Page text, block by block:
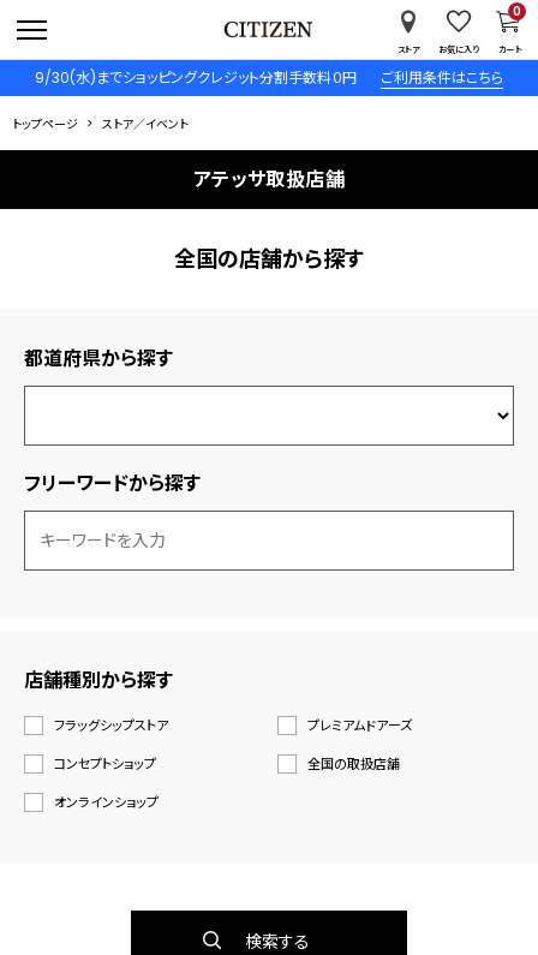
9/30(水)までショッピングクレジット分割手数料０円 ご利用条件はこちら
ストア お気に入り カート
0
トップページ ストア／イベント
アテッサ取扱店舗
全国の店舗から探す
都道府県から探す
フリーワードから探す
店舗種別から探す
フラッグシップストア
プレミアムドアーズ
コンセプトショップ
全国の取扱店舗
オンラインショップ
検索する